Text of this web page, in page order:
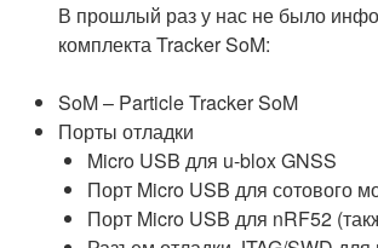
В прошлый раз у нас не было
комплекта Tracker SoM:
SoM – Particle Tracker SoM
Порты отладки
Micro USB для u-blox GNSS
Порт Micro USB для сотового
Порт Micro USB для nRF52